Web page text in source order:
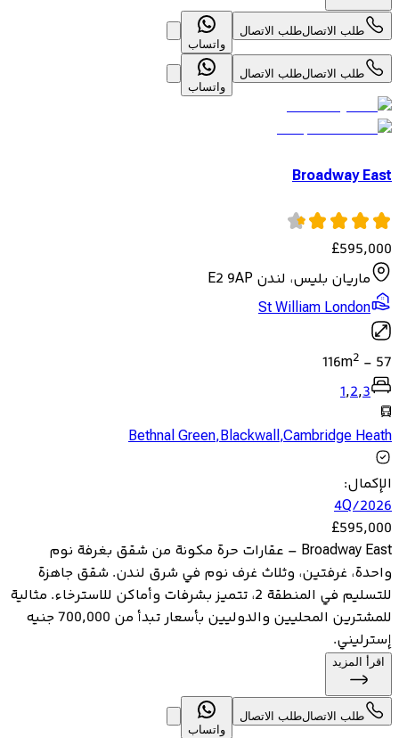
طلب الاتصالطلب الاتصال
واتساب
طلب الاتصالطلب الاتصال
واتساب
Broadway East
£595,000
ماريان بليس، لندن E2 9AP
St William London
57
-
116m2
1,2,3
Bethnal Green,Blackwall,Cambridge Heath
الإكمال:
4Q/2026
£595,000
Broadway East – عقارات حرة مكونة من شقق بغرفة نوم
واحدة، غرفتين، وثلاث غرف نوم في شرق لندن. شقق جاهزة
للتسليم في المنطقة 2، تتميز بشرفات وأماكن للاسترخاء. مثالية
للمشترين المحليين والدوليين بأسعار تبدأ من 700,000 جنيه
إسترليني.
اقرأ المزيد
طلب الاتصالطلب الاتصال
واتساب